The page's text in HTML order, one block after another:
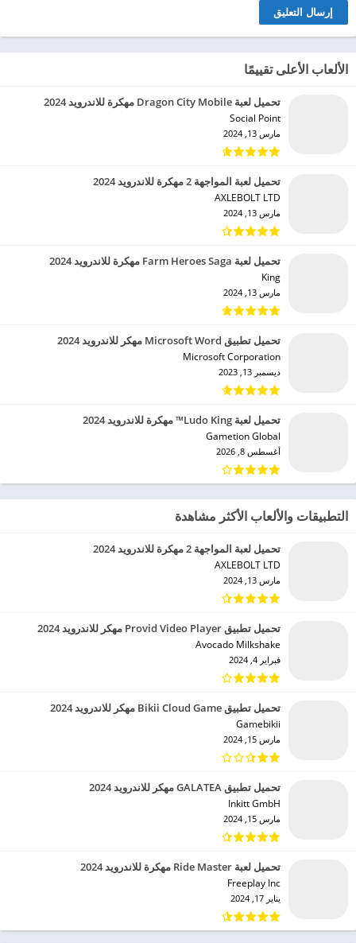
الألعاب الأعلى تقييمًا
تحميل لعبة Dragon City Mobile مهكرة للاندرويد 2024
Social Point‏
مارس 13, 2024
تحميل لعبة المواجهة 2 مهكرة للاندرويد 2024
AXLEBOLT LTD‏
مارس 13, 2024
تحميل لعبة Farm Heroes Saga مهكرة للاندرويد 2024
King‏
مارس 13, 2024
تحميل تطبيق Microsoft Word مهكر للاندرويد 2024
Microsoft Corporation‏
ديسمبر 13, 2023
تحميل لعبة Ludo King™ مهكرة للاندرويد 2024
Gametion Global‏
أغسطس 8, 2026
التطبيقات والألعاب الأكثر مشاهدة
تحميل لعبة المواجهة 2 مهكرة للاندرويد 2024
AXLEBOLT LTD‏
مارس 13, 2024
تحميل تطبيق Provid Video Player مهكر للاندرويد 2024
Avocado Milkshake‏
فبراير 4, 2024
تحميل تطبيق Bikii Cloud Game مهكر للاندرويد 2024
Gamebikii‏
مارس 15, 2024
تحميل تطبيق GALATEA مهكر للاندرويد 2024
Inkitt GmbH‏
مارس 15, 2024
تحميل لعبة Ride Master مهكرة للاندرويد 2024
Freeplay Inc‏
يناير 17, 2024